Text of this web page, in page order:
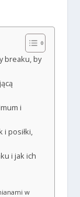
breaku, by
i
i posiłki,
i jak ich
w